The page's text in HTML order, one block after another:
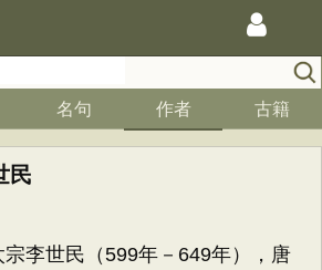
名句 作者 古籍
民
宗李世民（599年－649年），唐